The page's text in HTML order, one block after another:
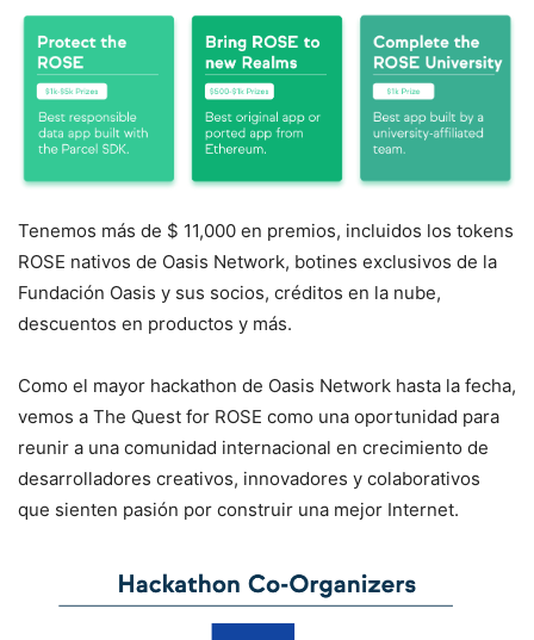
Tenemos más de $ 11,000 en premios, incluidos los tokens
ROSE nativos de Oasis Network, botines exclusivos de la
Fundación Oasis y sus socios, créditos en la nube,
descuentos en productos y más.
Como el mayor hackathon de Oasis Network hasta la fecha,
vemos a The Quest for ROSE como una oportunidad para
reunir a una comunidad internacional en crecimiento de
desarrolladores creativos, innovadores y colaborativos
que sienten pasión por construir una mejor Internet.